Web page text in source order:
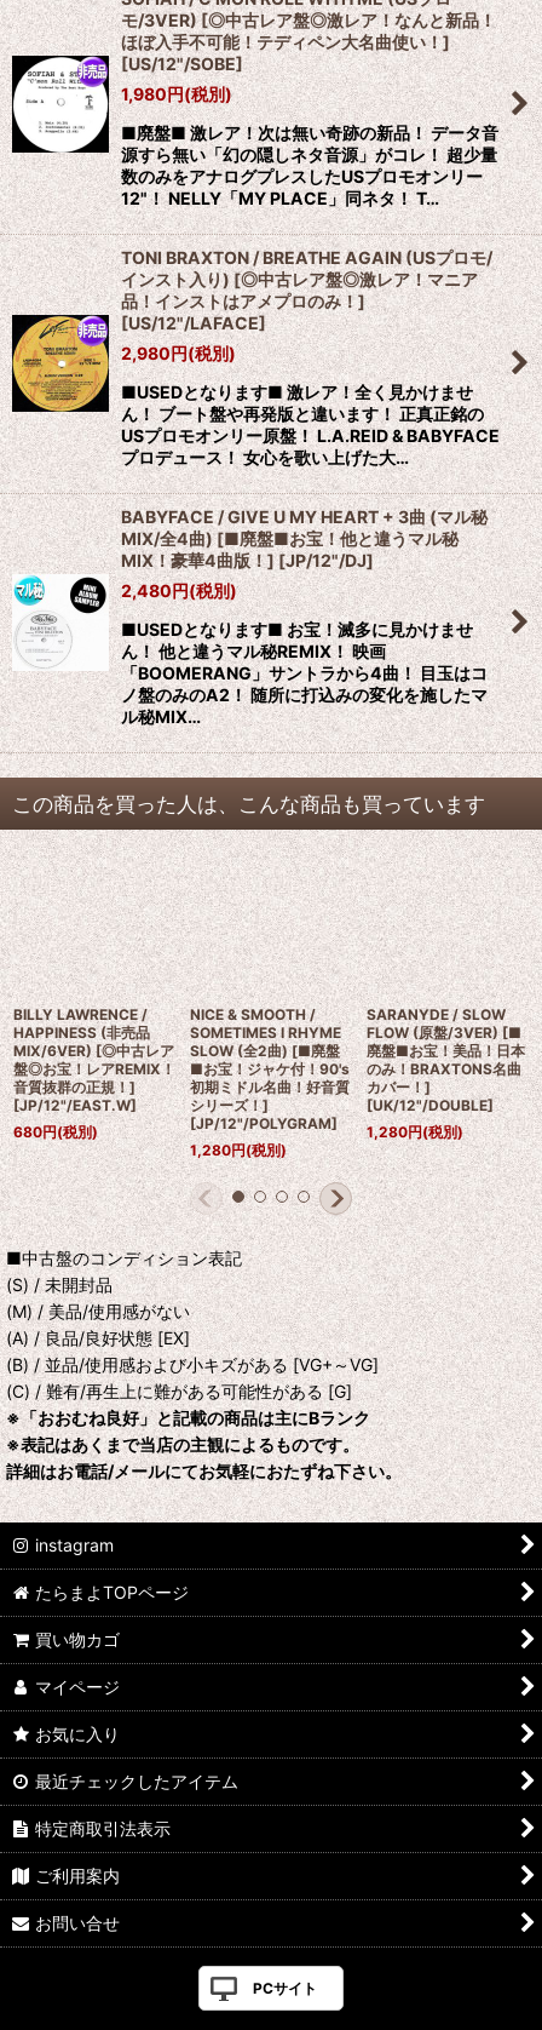
モ/3VER) [◎中古レア盤◎激レア！なんと新品！
ほぼ入手不可能！テディペン大名曲使い！]
[US/12"/SOBE]
1,980円(税別)
■廃盤■ 激レア！次は無い奇跡の新品！ データ音
源すら無い「幻の隠しネタ音源」がコレ！ 超少量
数のみをアナログプレスしたUSプロモオンリー
12"！ NELLY「MY PLACE」同ネタ！ T…
TONI BRAXTON / BREATHE AGAIN (USプロモ/
インスト入り) [◎中古レア盤◎激レア！マニア
品！インストはアメプロのみ！]
[US/12"/LAFACE]
2,980円(税別)
■USEDとなります■ 激レア！全く見かけませ
ん！ ブート盤や再発版と違います！ 正真正銘の
USプロモオンリー原盤！ L.A.REID & BABYFACE
プロデュース！ 女心を歌い上げた大…
BABYFACE / GIVE U MY HEART + 3曲 (マル秘
MIX/全4曲) [■廃盤■お宝！他と違うマル秘
MIX！豪華4曲版！][JP/12"/DJ]
2,480円(税別)
■USEDとなります■ お宝！滅多に見かけませ
ん！ 他と違うマル秘REMIX！ 映画
「BOOMERANG」サントラから4曲！ 目玉はコ
ノ盤のみのA2！ 随所に打込みの変化を施したマ
ル秘MIX…
この商品を買った人は、こんな商品も買っています
BILLY LAWRENCE /
HAPPINESS (非売品
MIX/6VER) [◎中古レア
盤◎お宝！レアREMIX！
音質抜群の正規！]
[JP/12"/EAST.W]
680円(税別)
NICE & SMOOTH /
SOMETIMES I RHYME
SLOW (全2曲) [■廃盤
■お宝！ジャケ付！90's
初期ミドル名曲！好音質
シリーズ！]
[JP/12"/POLYGRAM]
1,280円(税別)
SARANYDE / SLOW
FLOW (原盤/3VER) [■
廃盤■お宝！美品！日本
のみ！BRAXTONS名曲
カバー！]
[UK/12"/DOUBLE]
1,280円(税別)
■中古盤のコンディション表記
(S) / 未開封品
(M) / 美品/使用感がない
(A) / 良品/良好状態 [EX]
(B) / 並品/使用感および小キズがある [VG+～VG]
(C) / 難有/再生上に難がある可能性がある [G]
※「おおむね良好」と記載の商品は主にBランク
※表記はあくまで当店の主観によるものです。
詳細はお電話/メールにてお気軽におたずね下さい。
instagram
たらまよTOPページ
買い物カゴ
マイページ
お気に入り
最近チェックしたアイテム
特定商取引法表示
ご利用案内
お問い合せ
PCサイト